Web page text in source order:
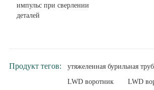
импульс при сверлении
деталей
Продукт тегов:
утяжеленная бурильная
LWD воротник
LWD